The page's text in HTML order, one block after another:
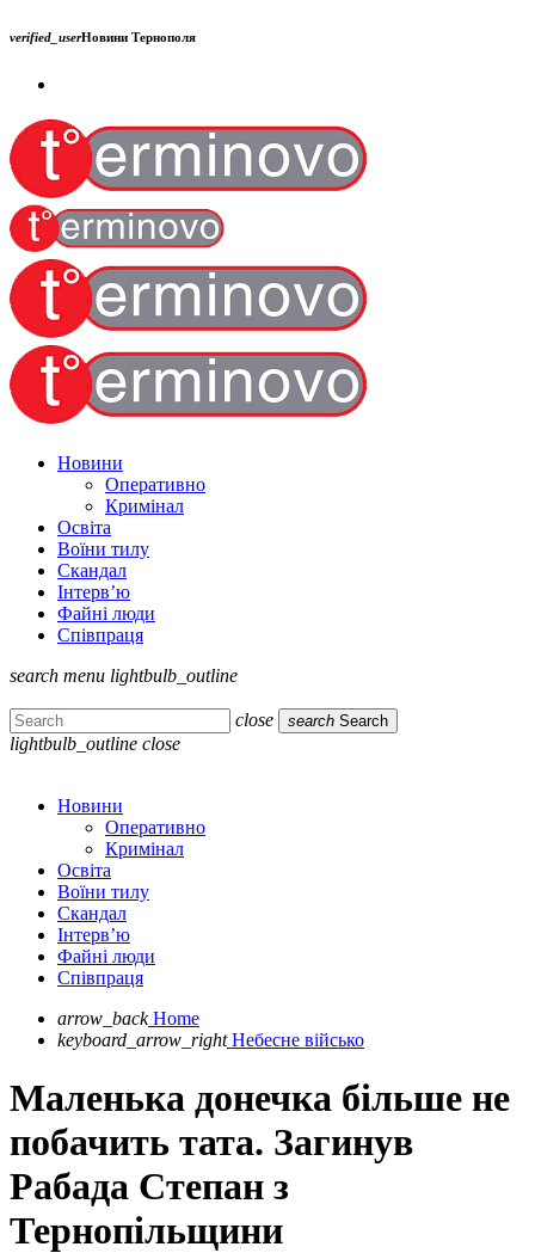
verified_userНовини Тернополя
Новини
Оперативно
Кримінал
Освіта
Воїни тилу
Скандал
Інтерв’ю
Файні люди
Співпраця
search menu lightbulb_outline
close search Search
lightbulb_outline close
Новини
Оперативно
Кримінал
Освіта
Воїни тилу
Скандал
Інтерв’ю
Файні люди
Співпраця
arrow_back Home
keyboard_arrow_right Небесне військо
Маленька донечка більше не
побачить тата. Загинув
Рабада Степан з
Тернопільщини